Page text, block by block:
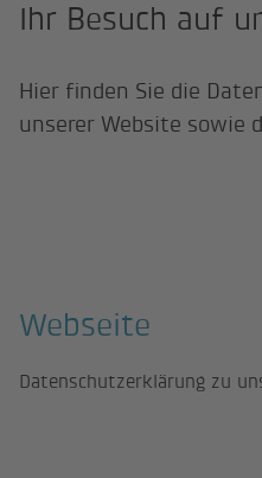
Ihr Besuch auf
Hier finden Sie die
unserer Website sowie
Webseite
Datenschutzerklärung zu